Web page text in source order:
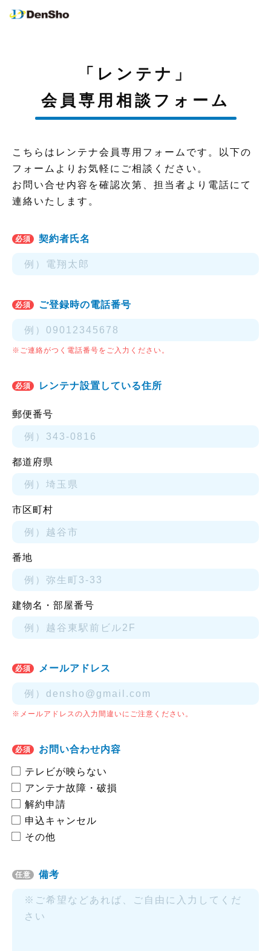
「レンテナ」
会員専用相談フォーム
こちらはレンテナ会員専用フォームです。以下の
フォームよりお気軽にご相談ください。
お問い合せ内容を確認次第、担当者より電話にて
連絡いたします。
必須 契約者氏名
必須 ご登録時の電話番号
※ご連絡がつく電話番号をご入力ください。
必須 レンテナ設置している住所
郵便番号
都道府県
市区町村
番地
建物名・部屋番号
必須 メールアドレス
※メールアドレスの入力間違いにご注意ください。
必須 お問い合わせ内容
テレビが映らない
アンテナ故障・破損
解約申請
申込キャンセル
その他
任意 備考